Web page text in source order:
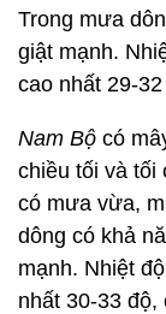
Trong mưa
giật mạnh.
cao nhất 29-32
Nam Bộ có
chiều tối và tối
có mưa vừa,
dông có khả
mạnh. Nhiệt
nhất 30-33 độ,